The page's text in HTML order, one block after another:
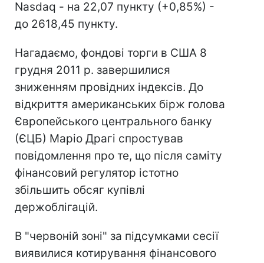
Nasdaq - на 22,07 пункту (+0,85%) -
до 2618,45 пункту.
Нагадаємо, фондові торги в США 8
грудня 2011 р. завершилися
зниженням провідних індексів. До
відкриття американських бірж голова
Європейського центрального банку
(ЄЦБ) Маріо Драгі спростував
повідомлення про те, що після саміту
фінансовий регулятор істотно
збільшить обсяг купівлі
держоблігацій.
В "червоній зоні" за підсумками сесії
виявилися котирування фінансового